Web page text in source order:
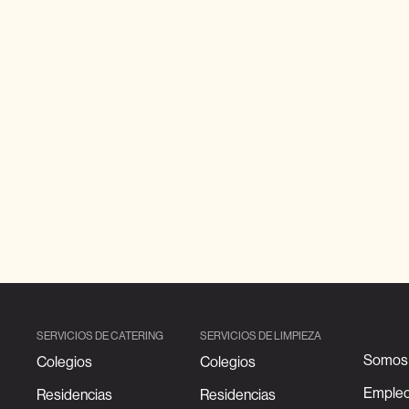
SERVICIOS DE CATERING
Colegios
Residencias
SERVICIOS DE LIMPIEZA
Colegios
Residencias